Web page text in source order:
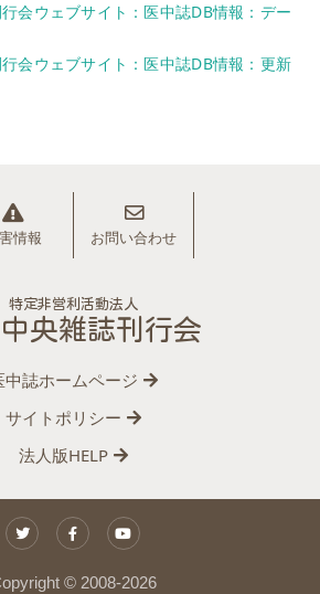
会ウェブサイト：医中誌DB情報：デー
会ウェブサイト：医中誌DB情報：更新
情報 お問い合わせ
特定非営利活動法人
央雑誌刊行会
中誌ホームページ
サイトポリシー
法人版HELP
© 2008-2026